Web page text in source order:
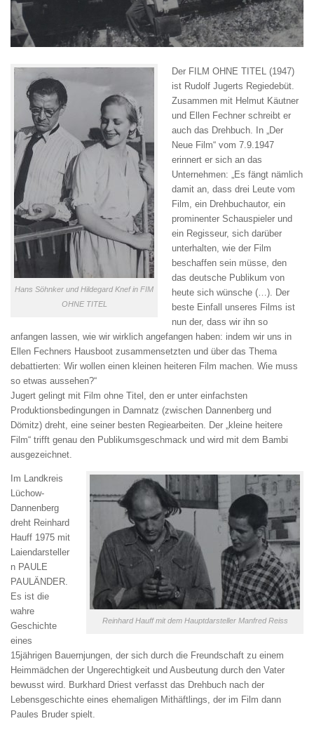
Hans Söhnker und Hildegard Knef in FIM
OHNE TITEL
Der FILM OHNE TITEL (1947)
ist Rudolf Jugerts Regiedebüt.
Zusammen mit Helmut Käutner
und Ellen Fechner schreibt er
auch das Drehbuch. In „Der
Neue Film“ vom 7.9.1947
erinnert er sich an das
Unternehmen: „Es fängt nämlich
damit an, dass drei Leute vom
Film, ein Drehbuchautor, ein
prominenter Schauspieler und
ein Regisseur, sich darüber
unterhalten, wie der Film
beschaffen sein müsse, den
das deutsche Publikum von
heute sich wünsche (…). Der
beste Einfall unseres Films ist
nun der, dass wir ihn so
anfangen lassen, wie wir wirklich angefangen haben: indem wir uns in
Ellen Fechners Hausboot zusammensetzten und über das Thema
debattierten: Wir wollen einen kleinen heiteren Film machen. Wie muss
so etwas aussehen?“
Jugert gelingt mit Film ohne Titel, den er unter einfachsten
Produktionsbedingungen in Damnatz (zwischen Dannenberg und
Dömitz) dreht, eine seiner besten Regiearbeiten. Der „kleine heitere
Film“ trifft genau den Publikumsgeschmack und wird mit dem Bambi
ausgezeichnet.
Reinhard Hauff mit dem Hauptdarsteller Manfred Reiss
Im Landkreis
Lüchow-
Dannenberg
dreht Reinhard
Hauff 1975 mit
Laiendarsteller
n PAULE
PAULÄNDER.
Es ist die
wahre
Geschichte
eines
15jährigen Bauernjungen, der sich durch die Freundschaft zu einem
Heimmädchen der Ungerechtigkeit und Ausbeutung durch den Vater
bewusst wird. Burkhard Driest verfasst das Drehbuch nach der
Lebensgeschichte eines ehemaligen Mithäftlings, der im Film dann
Paules Bruder spielt.